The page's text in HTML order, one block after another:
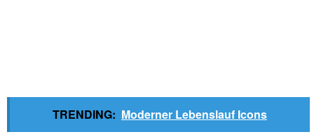
TRENDING: Moderner Lebenslauf Icons